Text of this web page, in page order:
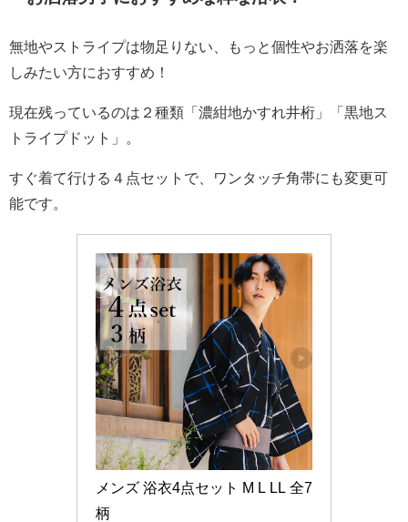
無地やストライプは物足りない、もっと個性やお洒落を楽
しみたい方におすすめ！
現在残っているのは２種類「濃紺地かすれ井桁」「黒地ス
トライプドット」。
すぐ着て行ける４点セットで、ワンタッチ角帯にも変更可
能です。
メンズ 浴衣4点セット M L LL 全7
柄